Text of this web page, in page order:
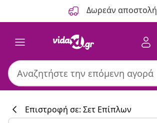
Δωρεάν αποστολή
Επιστροφή σε: Σετ Επίπλων